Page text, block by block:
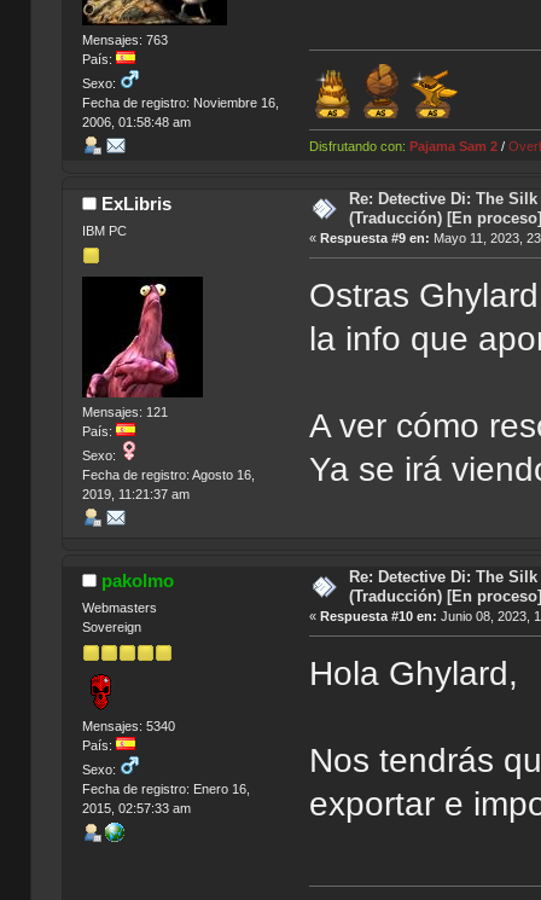
Mensajes: 763
País:
Sexo:
Fecha de registro: Noviembre 16,
2006, 01:58:48 am
Disfrutando con: Pajama Sam 2 /
ExLibris
IBM PC
Mensajes: 121
País:
Sexo:
Fecha de registro: Agosto 16,
2019, 11:21:37 am
Re: Detective Di: The
(Traducción) [En proceso]
« Respuesta #9 en: Mayo 11, 2023,
Ostras
la info que
A ver cómo
Ya se irá
pakolmo
Webmasters
Sovereign
Mensajes: 5340
País:
Sexo:
Fecha de registro: Enero 16,
2015, 02:57:33 am
Re: Detective Di: The
(Traducción) [En proceso]
« Respuesta #10 en: Junio 08, 2023,
Hola Ghylard,
Nos tendrás
exportar e